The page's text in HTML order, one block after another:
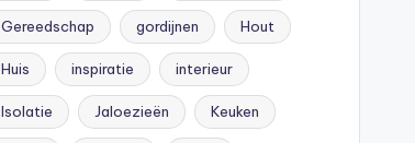
Gereedschap gordijnen Hout
Huis inspiratie interieur
Isolatie Jaloezieën Keuken